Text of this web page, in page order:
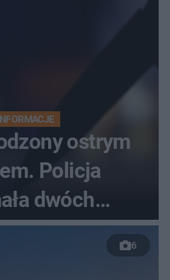
ostrym
Policja
dwóch
6